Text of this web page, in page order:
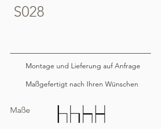
S028
Montage und Lieferung auf Anfrage
Maßgefertigt nach Ihren Wünschen
Maße